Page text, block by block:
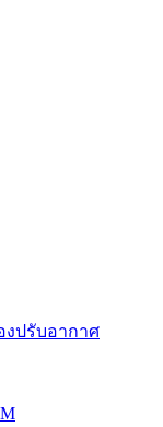
งปรับอากาศ